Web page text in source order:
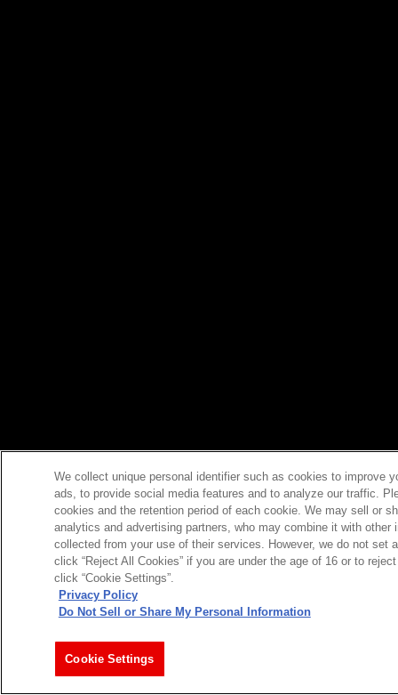
We collect unique personal identifier such as cookies to improve
ads, to provide social media features and to analyze our traffic.
cookies and the retention period of each cookie. We may sell or
analytics and advertising partners, who may combine it with
collected from your use of their services. However, we do not set
click “Reject All Cookies” if you are under the age of 16 or to
click “Cookie Settings”.
Privacy Policy
Do Not Sell or Share My Personal Information
Cookie Settings